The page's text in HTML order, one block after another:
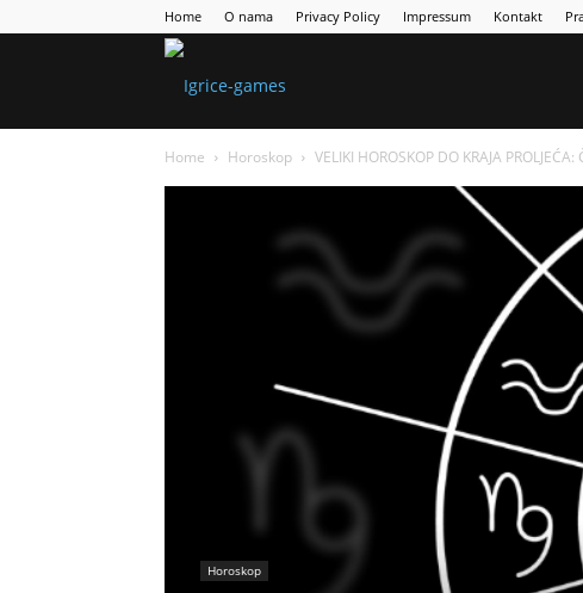
Home O nama Privacy Policy Impressum Kontakt
Home Horoskop VELIKI HOROSKOP DO KRAJA
Horoskop